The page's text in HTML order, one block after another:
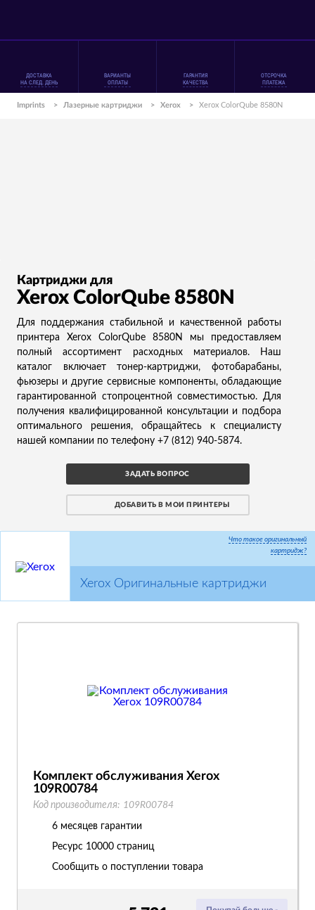
ДОСТАВКА
НА СЛЕД. ДЕНЬ
ВАРИАНТЫ
ОПЛАТЫ
ГАРАНТИЯ
КАЧЕСТВА
ОТСРОЧКА
ПЛАТЕЖА
Imprints > Лазерные картриджи > Xerox > Xerox ColorQube 8580N
Картриджи для
Xerox ColorQube 8580N
Для поддержания стабильной и качественной работы
принтера Xerox ColorQube 8580N мы предоставляем
полный ассортимент расходных материалов. Наш
каталог включает тонер-картриджи, фотобарабаны,
фьюзеры и другие сервисные компоненты, обладающие
гарантированной стопроцентной совместимостью. Для
получения квалифицированной консультации и подбора
оптимального решения, обращайтесь к специалисту
нашей компании по телефону +7 (812) 940-5874.
ЗАДАТЬ ВОПРОС
ДОБАВИТЬ В МОИ ПРИНТЕРЫ
Что такое оригинальный
картридж?
Xerox Оригинальные картриджи
Комплект обслуживания Xerox
109R00784
Код производителя: 109R00784
6 месяцев гарантии
Ресурс 10000 страниц
Сообщить о поступлении товара